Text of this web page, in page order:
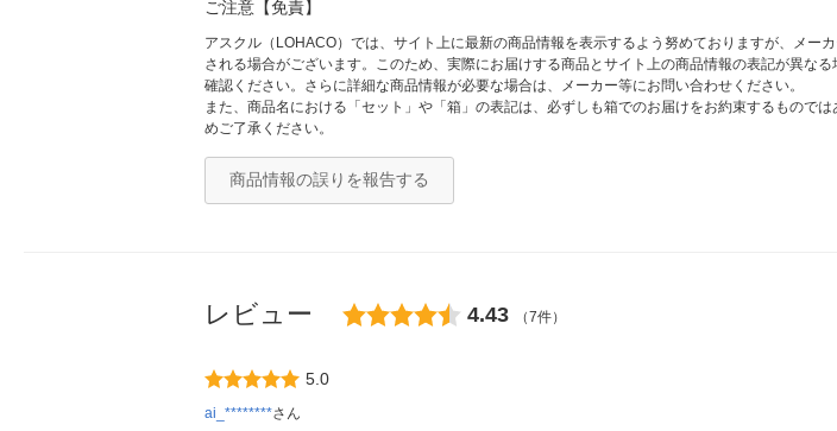
ご注意【免責】
アスクル（LOHACO）では、サイト上に最新の商品情報を表示するよう努めておりますが、メ
される場合がございます。このため、実際にお届けする商品とサイト上の商品情報の表記が異な
確認ください。さらに詳細な商品情報が必要な場合は、メーカー等にお問い合わせください。
また、商品名における「セット」や「箱」の表記は、必ずしも箱でのお届けをお約束するもので
めご了承ください。
商品情報の誤りを報告する
レビュー 4.43 （7件）
5.0
ai_********さん